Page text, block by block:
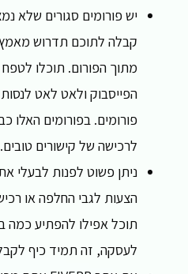
יש פורומים סגורים שלא
קבלה לתוכם תדרוש
מתוך הפורום. תוכלו
הפייסבוק ולאט לאט
פורומים. בפורומים האלו
לרכישה של קישורים טובים.
ניתן פשוט לפנות לבעלי
הצעות לגבי החלפה או
תוכל אפילו להפתיע כמה
לעסקה, זה תמיד כיף